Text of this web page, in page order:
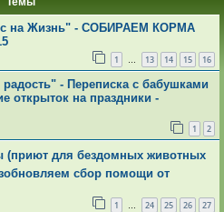
на Жизнь" - СОБИРАЕМ КОРМА
1 … 13 14 15 16
радость" - Переписка с бабушками
открыток на праздники -
1 2
(приют для бездомных животных
сбор помощи от
1 … 24 25 26 27